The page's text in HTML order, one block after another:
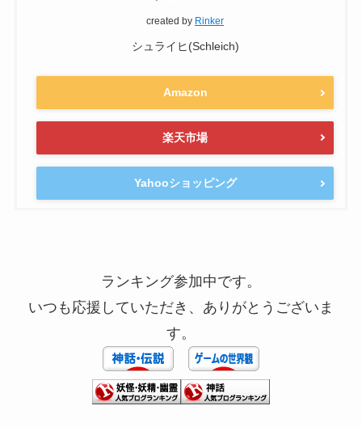
created by Rinker
シュライヒ(Schleich)
Amazon
楽天市場
Yahooショッピング
ランキング参加中です。
いつも応援していただき、ありがとうございま
す。